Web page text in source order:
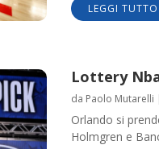
LEGGI TUTTO
Lottery
da Paolo Mutarelli
Orlando si
Holmgren e